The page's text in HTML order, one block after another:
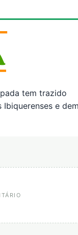
tem trazido
e